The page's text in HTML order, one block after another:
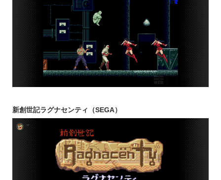
新創世記ラグナセンティ（SEGA）